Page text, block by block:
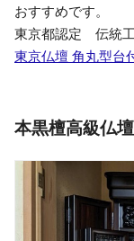
おすすめです。
東京都認定 伝統
東京仏壇 角丸型台
本黒檀高級仏